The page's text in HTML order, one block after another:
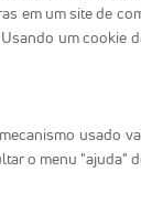
em um site de
um cookie
usado
o menu "ajuda"